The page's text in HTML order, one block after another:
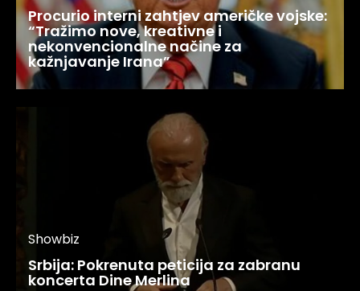
Procurio interni zahtjev američke vojske:
“Tražimo nove, kreativne i
nekonvencionalne načine za
kažnjavanje Irana”
Showbiz
Srbija: Pokrenuta peticija za zabranu
koncerta Dine Merlina